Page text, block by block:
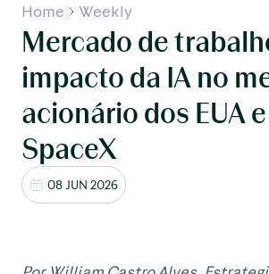
Home Weekly
Mercado de
impacto da IA no
acionário dos EUA
SpaceX
08 JUN 2026